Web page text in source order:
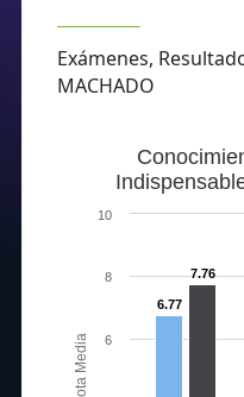
Exámenes,
MACHADO
Nota Media
6.77
7.76
6
8
10